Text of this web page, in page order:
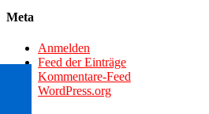
Meta
Anmelden
Feed der Einträge
Kommentare-Feed
WordPress.org